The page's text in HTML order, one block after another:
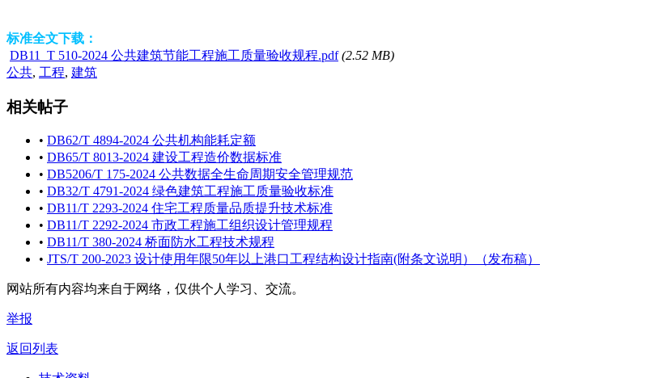
标准全文下载：
DB11_T 510-2024 公共建筑节能工程施工质量验收规程.pdf (2.52 MB)
公共, 工程, 建筑
相关帖子
• DB62/T 4894-2024 公共机构能耗定额
• DB65/T 8013-2024 建设工程造价数据标准
• DB5206/T 175-2024 公共数据全生命周期安全管理规范
• DB32/T 4791-2024 绿色建筑工程施工质量验收标准
• DB11/T 2293-2024 住宅工程质量品质提升技术标准
• DB11/T 2292-2024 市政工程施工组织设计管理规程
• DB11/T 380-2024 桥面防水工程技术规程
• JTS/T 200-2023 设计使用年限50年以上港口工程结构设计指南(附条文说明）（发布稿）
网站所有内容均来自于网络，仅供个人学习、交流。
举报
返回列表